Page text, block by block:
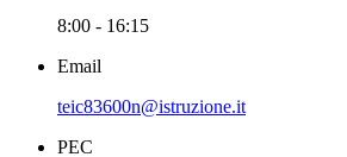
8:00 - 16:15
Email
teic83600n@istruzione.it
PEC